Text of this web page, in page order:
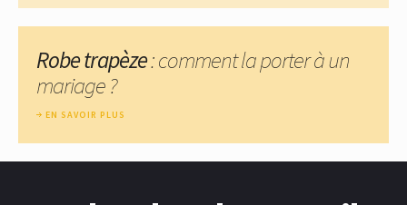
Robe trapèze: comment la porter à un
mariage ?
EN SAVOIR PLUS